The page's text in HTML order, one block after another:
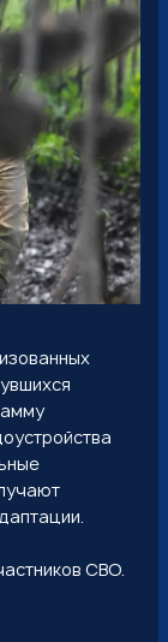
СВО.